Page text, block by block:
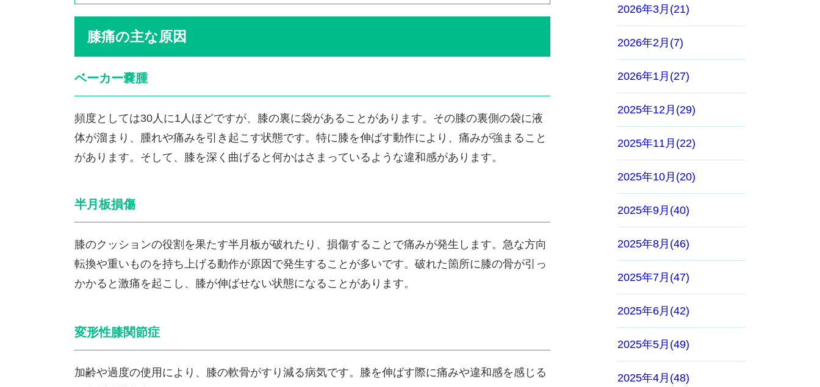
膝痛の主な原因
ベーカー嚢腫
頻度としては30人に1人ほどですが、膝の裏に袋があることがあります。その膝の裏側の袋に液
体が溜まり、腫れや痛みを引き起こす状態です。特に膝を伸ばす動作により、痛みが強まること
があります。そして、膝を深く曲げると何かはさまっているような違和感があります。
半月板損傷
膝のクッションの役割を果たす半月板が破れたり、損傷することで痛みが発生します。急な方向
転換や重いものを持ち上げる動作が原因で発生することが多いです。破れた箇所に膝の骨が引っ
かかると激痛を起こし、膝が伸ばせない状態になることがあります。
変形性膝関節症
加齢や過度の使用により、膝の軟骨がすり減る病気です。膝を伸ばす際に痛みや違和感を感じる
2026年3月(21)
2026年2月(7)
2026年1月(27)
2025年12月(29)
2025年11月(22)
2025年10月(20)
2025年9月(40)
2025年8月(46)
2025年7月(47)
2025年6月(42)
2025年5月(49)
2025年4月(48)